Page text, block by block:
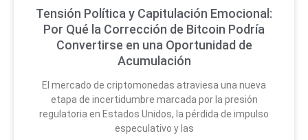
Tensión Política y Capitulación Emocional:
Por Qué la Corrección de Bitcoin Podría
Convertirse en una Oportunidad de
Acumulación
El mercado de criptomonedas atraviesa una nueva
etapa de incertidumbre marcada por la presión
regulatoria en Estados Unidos, la pérdida de impulso
especulativo y las